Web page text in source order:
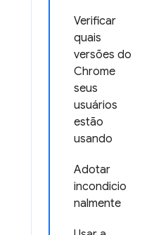
Verificar
quais
versões do
Chrome
seus
usuários
estão
usando
Adotar
incondicio
nalmente